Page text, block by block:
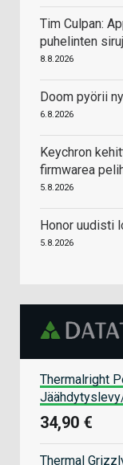
Tim Culpan:
puhelinten
8.8.2026
Doom pyörii
6.8.2026
Keychron
firmwarea
5.8.2026
Honor uudisti
5.8.2026
Thermalright
34,90 €
Thermal